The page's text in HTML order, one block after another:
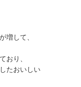
増して、
おり、
たおいしい